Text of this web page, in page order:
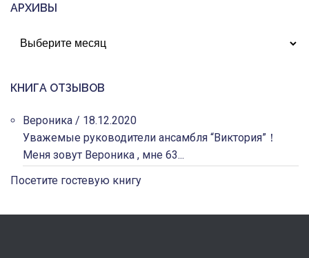
АРХИВЫ
АРХИВЫ
КНИГА ОТЗЫВОВ
Вероника / 18.12.2020
Уважемые руководители ансамбля “Виктория”！
Меня зовут Вероника , мне 63...
Посетите гостевую книгу